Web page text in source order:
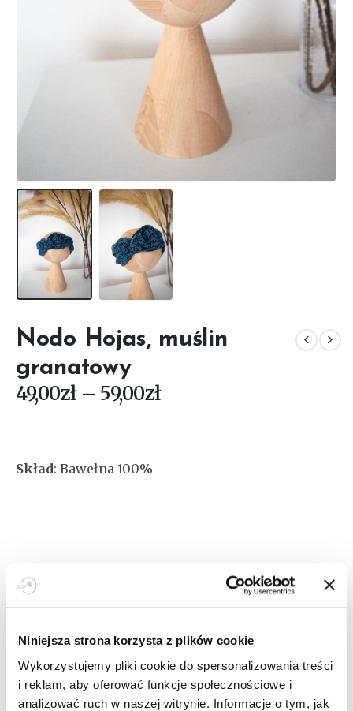
Niniejsza strona korzysta z plików cookie
Wykorzystujemy pliki cookie do spersonalizowania treści
i reklam, aby oferować funkcje społecznościowe i
analizować ruch w naszej witrynie. Informacje o tym, jak
Nodo Hojas, muślin
granatowy
49,00zł – 59,00złZakres
Skład: Bawełna 100%
SKU:
DODAJ DO KOSZYKA